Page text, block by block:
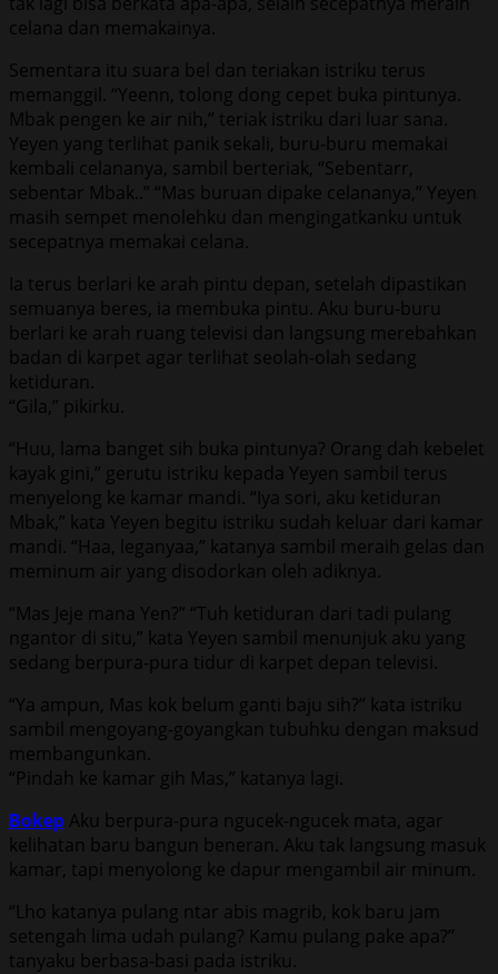
celana dan memakainya.
Sementara itu suara bel dan teriakan istriku terus
memanggil. “Yeenn, tolong dong cepet buka pintunya.
Mbak pengen ke air nih,” teriak istriku dari luar sana.
Yeyen yang terlihat panik sekali, buru-buru memakai
kembali celananya, sambil berteriak, “Sebentarr,
sebentar Mbak..” “Mas buruan dipake celananya,” Yeyen
masih sempet menolehku dan mengingatkanku untuk
secepatnya memakai celana.
Ia terus berlari ke arah pintu depan, setelah dipastikan
semuanya beres, ia membuka pintu. Aku buru-buru
berlari ke arah ruang televisi dan langsung merebahkan
badan di karpet agar terlihat seolah-olah sedang
ketiduran.
“Gila,” pikirku.
“Huu, lama banget sih buka pintunya? Orang dah kebelet
kayak gini,” gerutu istriku kepada Yeyen sambil terus
menyelong ke kamar mandi. “Iya sori, aku ketiduran
Mbak,” kata Yeyen begitu istriku sudah keluar dari kamar
mandi. “Haa, leganyaa,” katanya sambil meraih gelas dan
meminum air yang disodorkan oleh adiknya.
“Mas Jeje mana Yen?” “Tuh ketiduran dari tadi pulang
ngantor di situ,” kata Yeyen sambil menunjuk aku yang
sedang berpura-pura tidur di karpet depan televisi.
“Ya ampun, Mas kok belum ganti baju sih?” kata istriku
sambil mengoyang-goyangkan tubuhku dengan maksud
membangunkan.
“Pindah ke kamar gih Mas,” katanya lagi.
Bokep Aku berpura-pura ngucek-ngucek mata, agar
kelihatan baru bangun beneran. Aku tak langsung masuk
kamar, tapi menyolong ke dapur mengambil air minum.
“Lho katanya pulang ntar abis magrib, kok baru jam
setengah lima udah pulang? Kamu pulang pake apa?”
tanyaku berbasa-basi pada istriku.